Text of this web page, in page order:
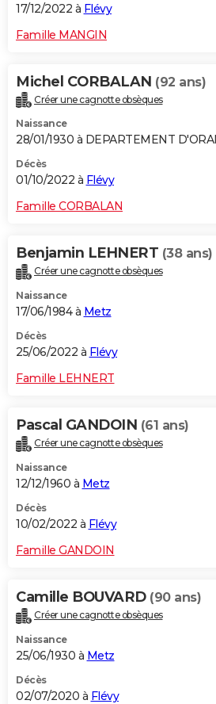
17/12/2022 à Flévy
Famille MANGIN
Michel CORBALAN (92 ans)
Créer une cagnotte obsèques
Naissance
28/01/1930 à DEPARTEMENT
Décès
01/10/2022 à Flévy
Famille CORBALAN
Benjamin LEHNERT (38 ans)
Créer une cagnotte obsèques
Naissance
17/06/1984 à Metz
Décès
25/06/2022 à Flévy
Famille LEHNERT
Pascal GANDOIN (61 ans)
Créer une cagnotte obsèques
Naissance
12/12/1960 à Metz
Décès
10/02/2022 à Flévy
Famille GANDOIN
Camille BOUVARD (90 ans)
Créer une cagnotte obsèques
Naissance
25/06/1930 à Metz
Décès
02/07/2020 à Flévy